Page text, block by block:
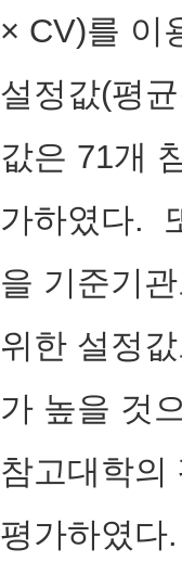
× CV)를 이
설정값(평
값은 71개
가하였다.
을 기준기
위한 설정
가 높을 것
참고대학의
평가하였다